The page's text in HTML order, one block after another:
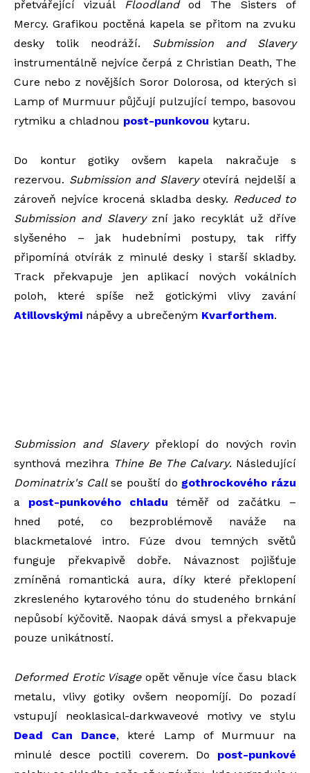
přetvářející vizuál Floodlandod The Sisters of
Mercy. Grafikou poctěná kapela se přitom na zvuku
desky tolik neodráží. Submission and Slavery
instrumentálně nejvíce čerpá z Christian Death, The
Cure nebo z novějších Soror Dolorosa, od kterých si
Lamp of Murmuur půjčují pulzující tempo, basovou
rytmiku a chladnou post-punkovou kytaru.
Do kontur gotiky ovšem kapela nakračuje s
rezervou. Submission and Slaveryotevírá nejdelší a
zároveň nejvíce krocená skladba desky. Reduced to
Submission and Slaveryzní jako recyklát už dříve
slyšeného – jak hudebními postupy, tak riffy
připomíná otvírák z minulé desky i starší skladby.
Track překvapuje jen aplikací nových vokálních
poloh, které spíše než gotickými vlivy zavání
Atillovskými nápěvy a ubrečeným Kvarforthem.
Submission and Slaverypřeklopí do nových rovin
synthová mezihra Thine Be The Calvary. Následující
Dominatrix's Callse pouští do gothrockového rázu
a post-punkového chladu téměř od začátku –
hned poté, co bezproblémově naváže na
blackmetalové intro. Fúze dvou temných světů
funguje překvapivě dobře. Návaznost pojišťuje
zmíněná romantická aura, díky které překlopení
zkresleného kytarového tónu do studeného brnkání
nepůsobí kýčovitě. Naopak dává smysl a překvapuje
pouze unikátností.
Deformed Erotic Visageopět věnuje více času black
metalu, vlivy gotiky ovšem neopomíjí. Do pozadí
vstupují neoklasical-darkwaveové motivy ve stylu
Dead Can Dance, které Lamp of Murmuur na
minulé desce poctili coverem. Do post-punkové